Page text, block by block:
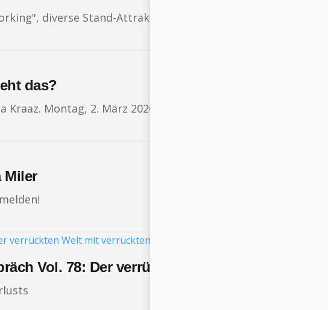
diverse Stand-Attraktionen, inklusive Apéro riche. Jetzt
das?
Montag, 2. März 2026 um 18:00 Uhr. Jetzt anmelden!
Miler
Vol. 78: Der verrückten Welt mit verrückten